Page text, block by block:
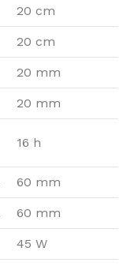
20 cm
20 cm
20 mm
20 mm
16 h
60 mm
60 mm
45 W